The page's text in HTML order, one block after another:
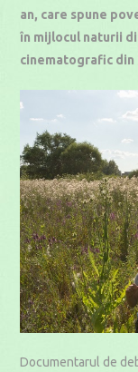
an, care spune
în mijlocul naturii
cinematografic din
Documentarul de